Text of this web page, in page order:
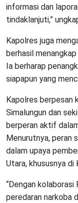
informasi dan
tindaklanjuti,”
Kapolres juga
berhasil
Ia berharap
siapapun yang
Kapolres berpesan
Simalungun dan
berperan aktif
Menurutnya, peran
dalam upaya
Utara, khususnya di
“Dengan
peredaran narkoba